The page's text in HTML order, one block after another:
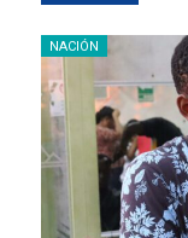
NACIÓN